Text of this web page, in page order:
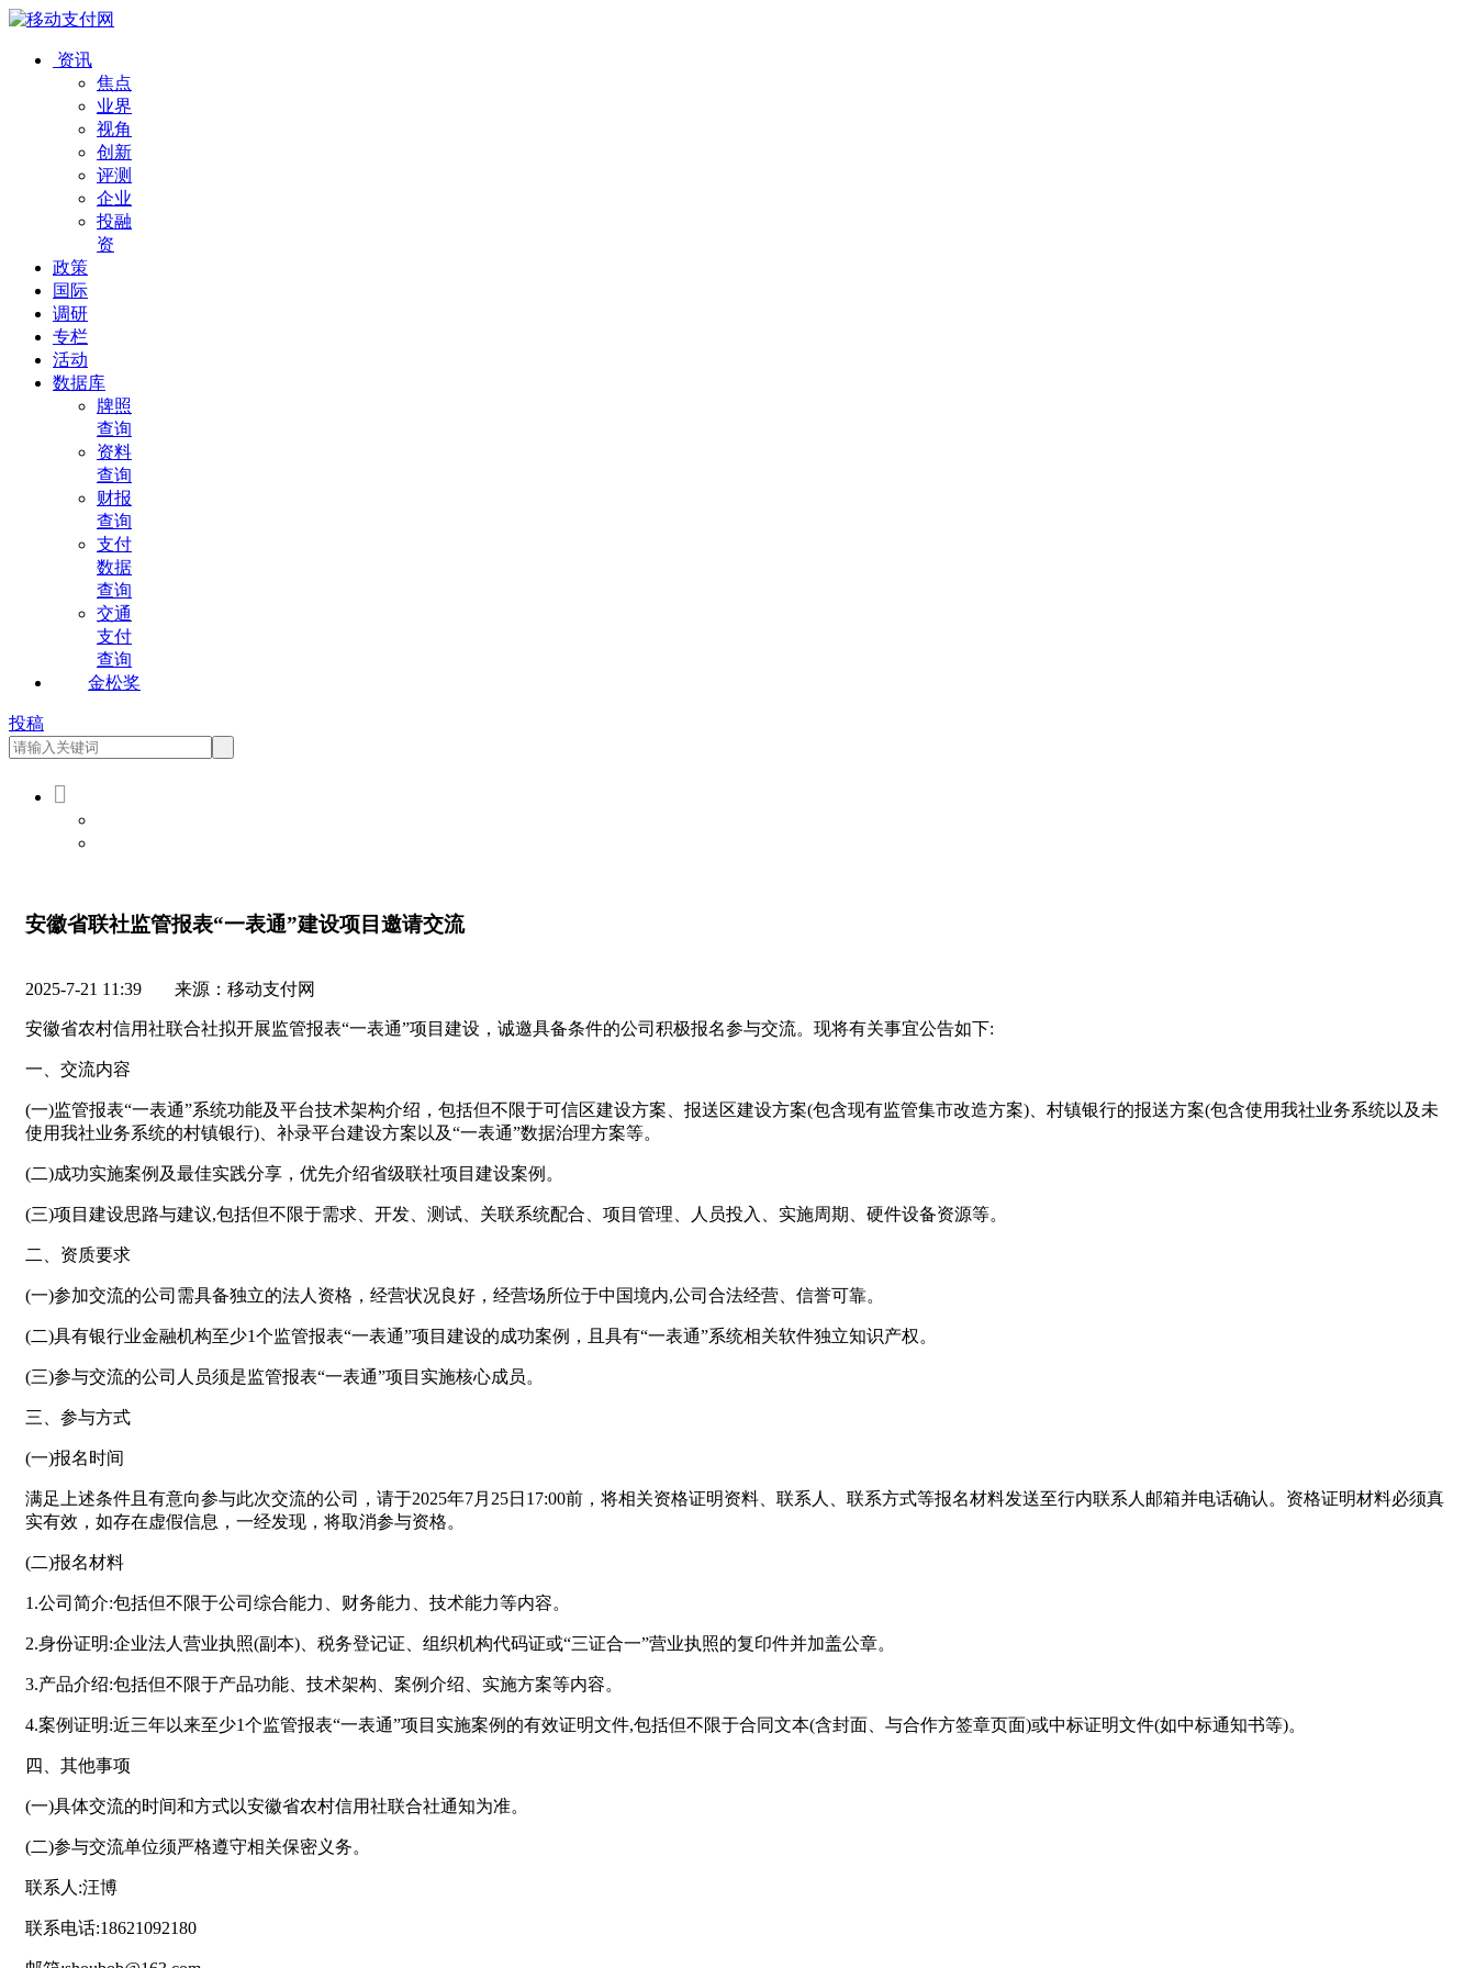
资讯
焦点
业界
视角
创新
评测
企业
投融
资
政策
国际
调研
专栏
活动
数据库
牌照
查询
资料
查询
财报
查询
支付
数据
查询
交通
支付
查询
金松奖
投稿

安徽省联社监管报表“一表通”建设项目邀请交流
2025-7-21 11:39 来源：移动支付网
安徽省农村信用社联合社拟开展监管报表“一表通”项目建设，诚邀具备条件的公司积极报名参与交流。现将有关事宜公告如下:
一、交流内容
(一)监管报表“一表通”系统功能及平台技术架构介绍，包括但不限于可信区建设方案、报送区建设方案(包含现有监管集市改造方案)、村镇银行的报送方案(包含使用我社业务系统以及未
使用我社业务系统的村镇银行)、补录平台建设方案以及“一表通”数据治理方案等。
(二)成功实施案例及最佳实践分享，优先介绍省级联社项目建设案例。
(三)项目建设思路与建议,包括但不限于需求、开发、测试、关联系统配合、项目管理、人员投入、实施周期、硬件设备资源等。
二、资质要求
(一)参加交流的公司需具备独立的法人资格，经营状况良好，经营场所位于中国境内,公司合法经营、信誉可靠。
(二)具有银行业金融机构至少1个监管报表“一表通”项目建设的成功案例，且具有“一表通”系统相关软件独立知识产权。
(三)参与交流的公司人员须是监管报表“一表通”项目实施核心成员。
三、参与方式
(一)报名时间
满足上述条件且有意向参与此次交流的公司，请于2025年7月25日17:00前，将相关资格证明资料、联系人、联系方式等报名材料发送至行内联系人邮箱并电话确认。资格证明材料必须真
实有效，如存在虚假信息，一经发现，将取消参与资格。
(二)报名材料
1.公司简介:包括但不限于公司综合能力、财务能力、技术能力等内容。
2.身份证明:企业法人营业执照(副本)、税务登记证、组织机构代码证或“三证合一”营业执照的复印件并加盖公章。
3.产品介绍:包括但不限于产品功能、技术架构、案例介绍、实施方案等内容。
4.案例证明:近三年以来至少1个监管报表“一表通”项目实施案例的有效证明文件,包括但不限于合同文本(含封面、与合作方签章页面)或中标证明文件(如中标通知书等)。
四、其他事项
(一)具体交流的时间和方式以安徽省农村信用社联合社通知为准。
(二)参与交流单位须严格遵守相关保密义务。
联系人:汪博
联系电话:18621092180